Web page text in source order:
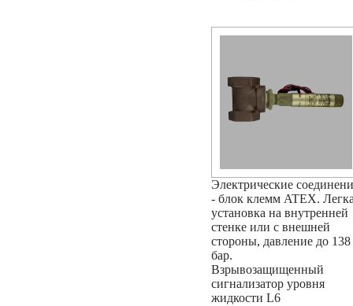
Электрические
- блок клемм ATEX.
установка на внутренней
стенке или с внешней
стороны, давление до 138
бар.
Взрывозащищенный
сигнализатор уровня
жидкости L6